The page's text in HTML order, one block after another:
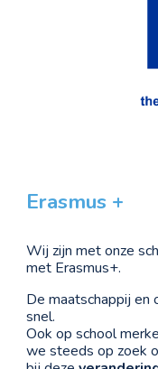
Erasmus +
Wij zijn met onze
met Erasmus+.
De maatschappij en
snel.
Ook op school
we steeds op zoek